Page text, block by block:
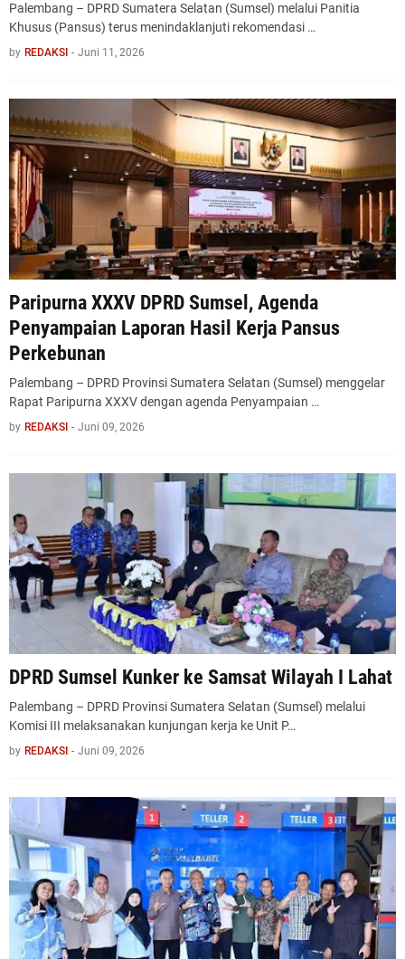
Palembang – DPRD Sumatera Selatan (Sumsel) melalui Panitia
Khusus (Pansus) terus menindaklanjuti rekomendasi …
by REDAKSI - Juni 11, 2026
Paripurna XXXV DPRD Sumsel, Agenda
Penyampaian Laporan Hasil Kerja Pansus
Perkebunan
Palembang – DPRD Provinsi Sumatera Selatan (Sumsel) menggelar
Rapat Paripurna XXXV dengan agenda Penyampaian …
by REDAKSI - Juni 09, 2026
DPRD Sumsel Kunker ke Samsat Wilayah I Lahat
Palembang – DPRD Provinsi Sumatera Selatan (Sumsel) melalui
Komisi III melaksanakan kunjungan kerja ke Unit P…
by REDAKSI - Juni 09, 2026